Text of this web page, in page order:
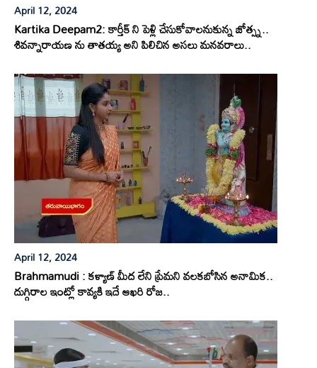
April 12, 2024
Kartika Deepam2: కార్తీక్ ని పెళ్లి చేసుకోవాలనుకున్న జోత్స్న..
శివన్నారాయణ ను తాతయ్య అని పిలిచిన అసలు మనవరాలు..
April 12, 2024
Brahmamudi : కళ్యాణ్ మీద లేని ప్రేమని వలకబోసిన అనామిక..
దుగ్గిరాల ఇంట్లో కావ్యకి ఇదే ఆఖరి రోజ..